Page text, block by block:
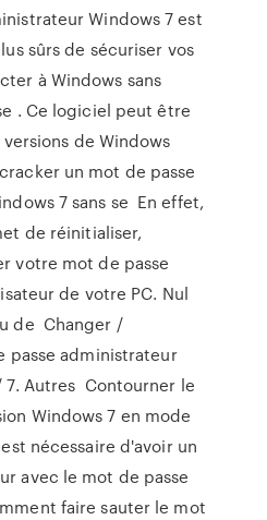
Windows 7 est
sûrs de sécuriser vos
à Windows sans
. Ce logiciel peut être
de Windows
un mot de passe
7 sans se En effet,
de réinitialiser,
votre mot de passe
de votre PC. Nul
de Changer /
passe administrateur
7. Autres Contourner le
Windows 7 en mode
nécessaire d'avoir un
avec le mot de passe
faire sauter le mot